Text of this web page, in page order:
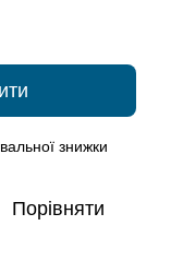
знижки
Порівняти